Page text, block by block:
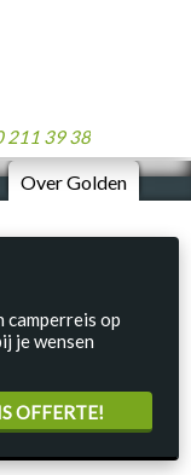
211 39 38
Over Golden
camperreis op
je wensen
OFFERTE!